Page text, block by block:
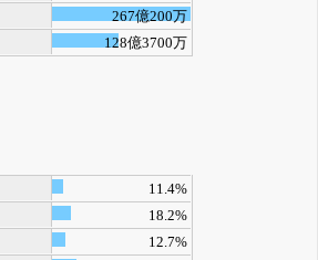
267億200万
128億3700万
11.4%
18.2%
12.7%